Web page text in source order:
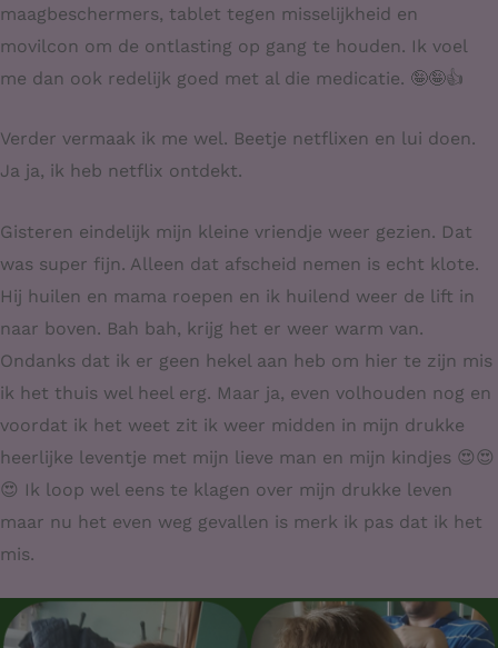
maagbeschermers, tablet tegen misselijkheid en
movilcon om de ontlasting op gang te houden. Ik voel
me dan ook redelijk goed met al die medicatie. 🤪🤪👍
Verder vermaak ik me wel. Beetje netflixen en lui doen.
Ja ja, ik heb netflix ontdekt.
Gisteren eindelijk mijn kleine vriendje weer gezien. Dat
was super fijn. Alleen dat afscheid nemen is echt klote.
Hij huilen en mama roepen en ik huilend weer de lift in
naar boven. Bah bah, krijg het er weer warm van.
Ondanks dat ik er geen hekel aan heb om hier te zijn mis
ik het thuis wel heel erg. Maar ja, even volhouden nog en
voordat ik het weet zit ik weer midden in mijn drukke
heerlijke leventje met mijn lieve man en mijn kindjes 😍😍
😍 Ik loop wel eens te klagen over mijn drukke leven
maar nu het even weg gevallen is merk ik pas dat ik het
mis.